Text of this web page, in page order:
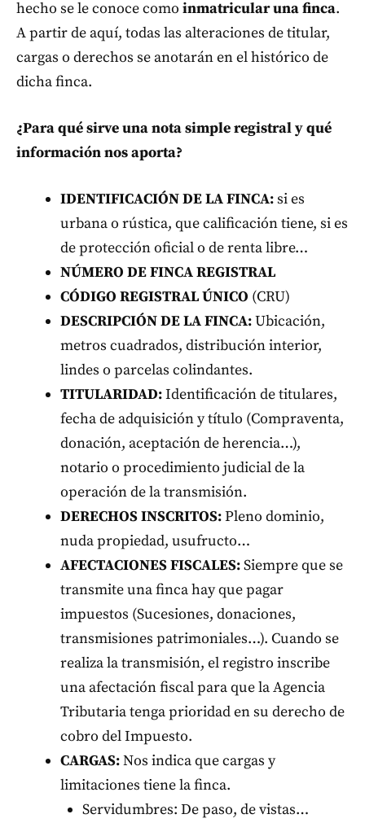
hecho se le conoce como inmatricular una finca.
A partir de aquí, todas las alteraciones de titular,
cargas o derechos se anotarán en el histórico de
dicha finca.
¿Para qué sirve una nota simple registral y qué
información nos aporta?
IDENTIFICACIÓN DE LA FINCA:si es
urbana o rústica, que calificación tiene, si es
de protección oficial o de renta libre…
NÚMERO DE FINCA REGISTRAL
CÓDIGO REGISTRAL ÚNICO (CRU)
DESCRIPCIÓN DE LA FINCA:Ubicación,
metros cuadrados, distribución interior,
lindes o parcelas colindantes.
TITULARIDAD:Identificación de titulares,
fecha de adquisición y título (Compraventa,
donación, aceptación de herencia…),
notario o procedimiento judicial de la
operación de la transmisión.
DERECHOS INSCRITOS:Pleno dominio,
nuda propiedad, usufructo…
AFECTACIONES FISCALES:Siempre que se
transmite una finca hay que pagar
impuestos (Sucesiones, donaciones,
transmisiones patrimoniales…). Cuando se
realiza la transmisión, el registro inscribe
una afectación fiscal para que la Agencia
Tributaria tenga prioridad en su derecho de
cobro del Impuesto.
CARGAS:Nos indica que cargas y
limitaciones tiene la finca.
Servidumbres: De paso, de vistas…